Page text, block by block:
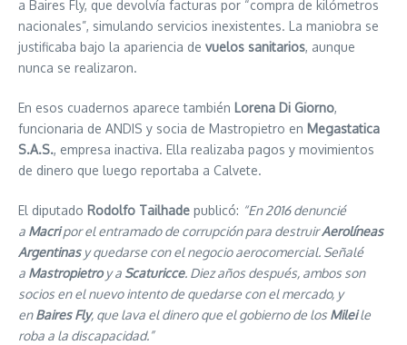
a Baires Fly, que devolvía facturas por “compra de kilómetros
nacionales”, simulando servicios inexistentes. La maniobra se
justificaba bajo la apariencia de vuelos sanitarios, aunque
nunca se realizaron.
En esos cuadernos aparece también Lorena Di Giorno,
funcionaria de ANDIS y socia de Mastropietro en Megastatica
S.A.S., empresa inactiva. Ella realizaba pagos y movimientos
de dinero que luego reportaba a Calvete.
El diputado Rodolfo Tailhade publicó: “En 2016 denuncié
a Macripor el entramado de corrupción para destruirAerolíneas
Argentinasy quedarse con el negocio aerocomercial. Señalé
a Mastropietroy a Scaturicce. Diez años después, ambos son
socios en el nuevo intento de quedarse con el mercado, y
enBaires Fly, que lava el dinero que el gobierno de los Mileile
roba a la discapacidad.”